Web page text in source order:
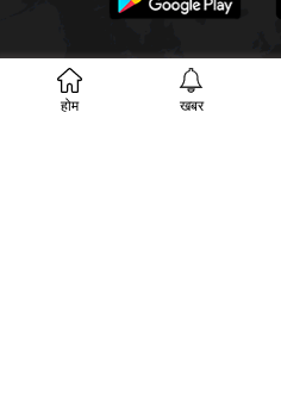
होम खबर
SECTIONS खबरें
ईपेपर